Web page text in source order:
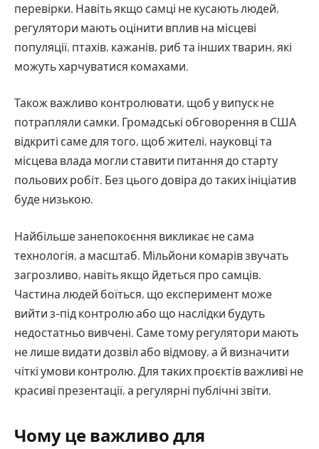
перевірки. Навіть якщо самці не кусають людей,
регулятори мають оцінити вплив на місцеві
популяції, птахів, кажанів, риб та інших тварин, які
можуть харчуватися комахами.
Також важливо контролювати, щоб у випуск не
потрапляли самки. Громадські обговорення в США
відкриті саме для того, щоб жителі, науковці та
місцева влада могли ставити питання до старту
польових робіт. Без цього довіра до таких ініціатив
буде низькою.
Найбільше занепокоєння викликає не сама
технологія, а масштаб. Мільйони комарів звучать
загрозливо, навіть якщо йдеться про самців.
Частина людей боїться, що експеримент може
вийти з-під контролю або що наслідки будуть
недостатньо вивчені. Саме тому регулятори мають
не лише видати дозвіл або відмову, а й визначити
чіткі умови контролю. Для таких проєктів важливі не
красиві презентації, а регулярні публічні звіти.
Чому це важливо для